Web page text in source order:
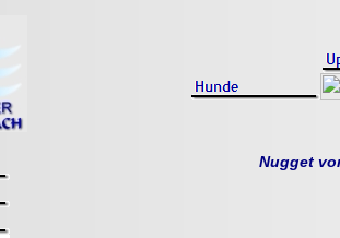
Nugget